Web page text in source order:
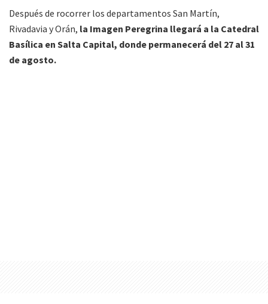
Después de rocorrer los departamentos San Martín,
Rivadavia y Orán, la Imagen Peregrina llegará a la Catedral
Basílica en Salta Capital, donde permanecerá del 27 al 31
de agosto.